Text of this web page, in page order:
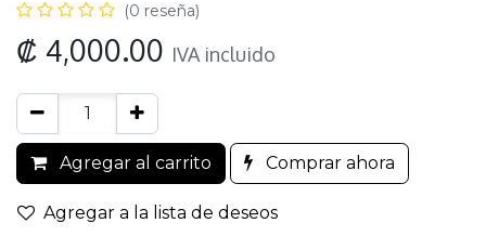
(0 reseña)
₡ 4,000.00 IVA incluido
Agregar al carrito Comprar ahora
Agregar a la lista de deseos